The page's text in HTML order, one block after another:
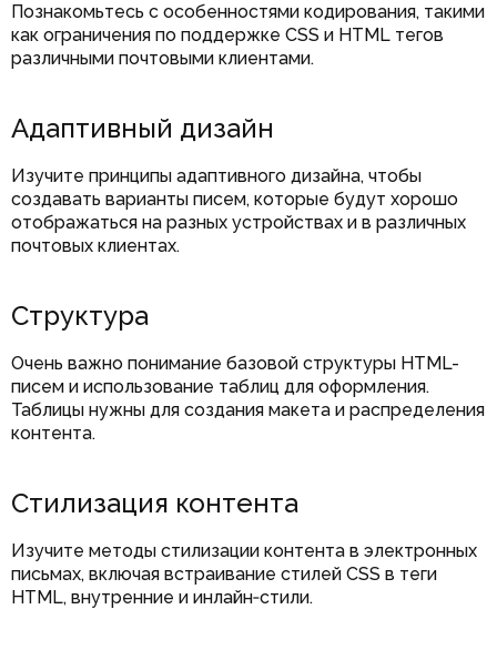
Познакомьтесь с особенностями кодирования, такими
как ограничения по поддержке CSS и HTML тегов
различными почтовыми клиентами.
Адаптивный дизайн
Изучите принципы адаптивного дизайна, чтобы
создавать варианты писем, которые будут хорошо
отображаться на разных устройствах и в различных
почтовых клиентах.
Структура
Очень важно понимание базовой структуры HTML-
писем и использование таблиц для оформления.
Таблицы нужны для создания макета и распределения
контента.
Стилизация контента
Изучите методы стилизации контента в электронных
письмах, включая встраивание стилей CSS в теги
HTML, внутренние и инлайн‑стили.